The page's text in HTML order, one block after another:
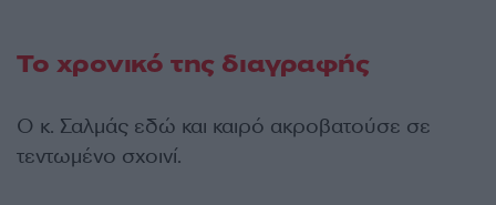
Το χρονικό της διαγραφής
Ο κ. Σαλμάς εδώ και καιρό ακροβατούσε σε
τεντωμένο σχοινί.